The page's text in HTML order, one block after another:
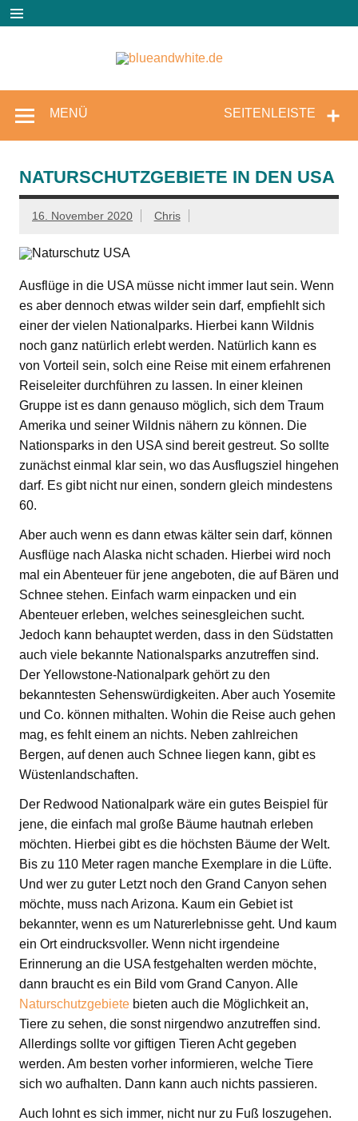
Inhalt
springen
SEITENLEISTE
MENÜ
NATURSCHUTZGEBIETE IN DEN USA
16. November 2020 Chris
Ausflüge in die USA müsse nicht immer laut sein. Wenn
es aber dennoch etwas wilder sein darf, empfiehlt sich
einer der vielen Nationalparks. Hierbei kann Wildnis
noch ganz natürlich erlebt werden. Natürlich kann es
von Vorteil sein, solch eine Reise mit einem erfahrenen
Reiseleiter durchführen zu lassen. In einer kleinen
Gruppe ist es dann genauso möglich, sich dem Traum
Amerika und seiner Wildnis nähern zu können. Die
Nationsparks in den USA sind bereit gestreut. So sollte
zunächst einmal klar sein, wo das Ausflugsziel hingehen
darf. Es gibt nicht nur einen, sondern gleich mindestens
60.
Aber auch wenn es dann etwas kälter sein darf, können
Ausflüge nach Alaska nicht schaden. Hierbei wird noch
mal ein Abenteuer für jene angeboten, die auf Bären und
Schnee stehen. Einfach warm einpacken und ein
Abenteuer erleben, welches seinesgleichen sucht.
Jedoch kann behauptet werden, dass in den Südstatten
auch viele bekannte Nationalsparks anzutreffen sind.
Der Yellowstone-Nationalpark gehört zu den
bekanntesten Sehenswürdigkeiten. Aber auch Yosemite
und Co. können mithalten. Wohin die Reise auch gehen
mag, es fehlt einem an nichts. Neben zahlreichen
Bergen, auf denen auch Schnee liegen kann, gibt es
Wüstenlandschaften.
Der Redwood Nationalpark wäre ein gutes Beispiel für
jene, die einfach mal große Bäume hautnah erleben
möchten. Hierbei gibt es die höchsten Bäume der Welt.
Bis zu 110 Meter ragen manche Exemplare in die Lüfte.
Und wer zu guter Letzt noch den Grand Canyon sehen
möchte, muss nach Arizona. Kaum ein Gebiet ist
bekannter, wenn es um Naturerlebnisse geht. Und kaum
ein Ort eindrucksvoller. Wenn nicht irgendeine
Erinnerung an die USA festgehalten werden möchte,
dann braucht es ein Bild vom Grand Canyon. Alle
Naturschutzgebiete bieten auch die Möglichkeit an,
Tiere zu sehen, die sonst nirgendwo anzutreffen sind.
Allerdings sollte vor giftigen Tieren Acht gegeben
werden. Am besten vorher informieren, welche Tiere
sich wo aufhalten. Dann kann auch nichts passieren.
Auch lohnt es sich immer, nicht nur zu Fuß loszugehen.